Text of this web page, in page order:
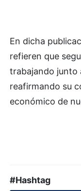
En dicha
refieren que
trabajando junto
reafirmando su
económico de
#Hashtag